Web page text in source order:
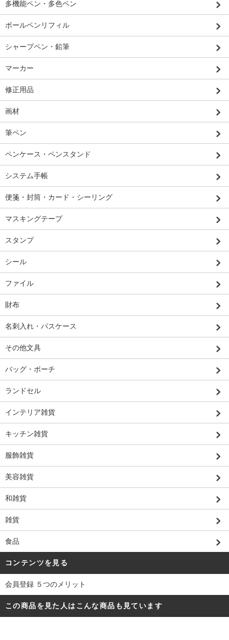
多機能ペン・多色ペン
ボールペンリフィル
シャープペン・鉛筆
マーカー
修正用品
画材
筆ペン
ペンケース・ペンスタンド
システム手帳
便箋・封筒・カード・シーリング
マスキングテープ
スタンプ
シール
ファイル
財布
名刺入れ・パスケース
その他文具
バッグ・ポーチ
ランドセル
インテリア雑貨
キッチン雑貨
服飾雑貨
美容雑貨
和雑貨
雑貨
食品
コンテンツを見る
会員登録 ５つのメリット
この商品を見た人はこんな商品も見ています